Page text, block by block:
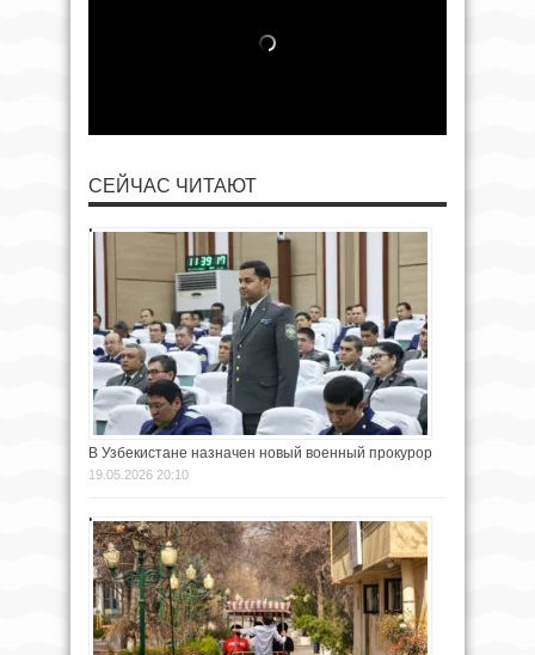
СЕЙЧАС ЧИТАЮТ
В Узбекистане назначен новый военный прокурор
19.05.2026 20:10